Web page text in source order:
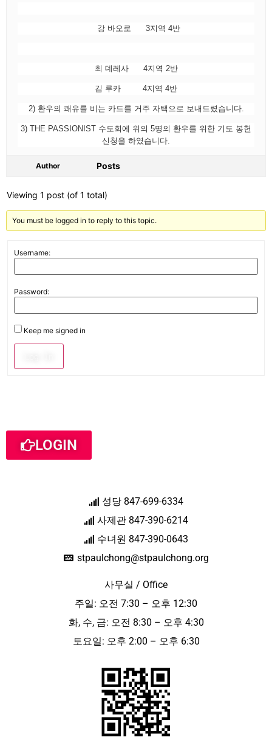
강 바오로 3지역 4반
최 데레사 4지역 2반
김 루카 4지역 4반
2) 환우의 쾌유를 비는 카드를 거주 자택으로 보내드렸습니다.
3) THE PASSIONIST 수도회에 위의 5명의 환우를 위한 기도 봉헌
신청을 하였습니다.
Author Posts
Viewing 1 post (of 1 total)
You must be logged in to reply to this topic.
Username:
Password:
Keep me signed in
LOGIN
성당 847-699-6334
사제관 847-390-6214
수녀원 847-390-0643
stpaulchong@stpaulchong.org
사무실 / Office
주일: 오전 7:30 – 오후 12:30
화, 수, 금: 오전 8:30 – 오후 4:30
토요일: 오후 2:00 – 오후 6:30